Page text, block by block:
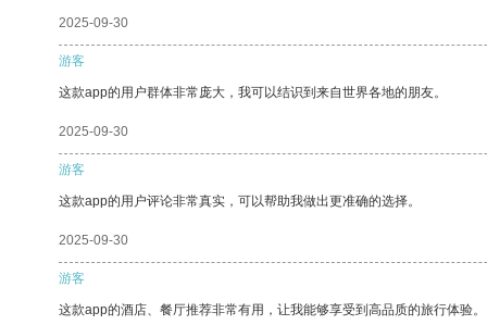
2025-09-30
游客
这款app的用户群体非常庞大，我可以结识到来自世界各地的朋友。
2025-09-30
游客
这款app的用户评论非常真实，可以帮助我做出更准确的选择。
2025-09-30
游客
这款app的酒店、餐厅推荐非常有用，让我能够享受到高品质的旅行体验。